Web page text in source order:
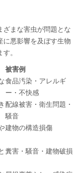
ざまな害虫が問題とな
に悪影響を及ぼす生物
。
被害例
食品汚染・アレルギ
ー・不快感
配線被害・衛生問題・
騒音
建物の構造損傷
糞害・騒音・建物破損